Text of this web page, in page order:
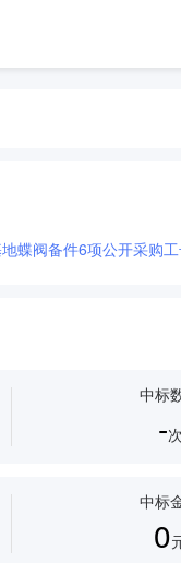
蝶阀备件6项公开采购
中标
-次
中标
0